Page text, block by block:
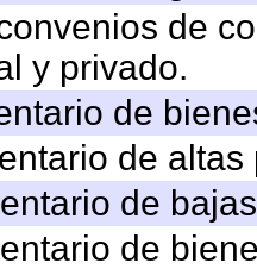
de
y privado.
de
de
de
de